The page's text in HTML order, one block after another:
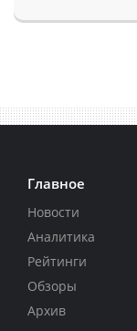
Главное
Новости
Аналитика
Рейтинги
Обзоры
Архив